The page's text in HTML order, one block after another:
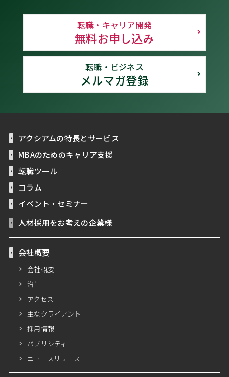
転職・キャリア開発
無料お申し込み
転職・ビジネス
メルマガ登録
アクシアムの特長とサービス
MBAのためのキャリア支援
転職ツール
コラム
イベント・セミナー
人材採用をお考えの企業様
会社概要
会社概要
沿革
アクセス
主なクライアント
採用情報
パブリシティ
ニュースリリース